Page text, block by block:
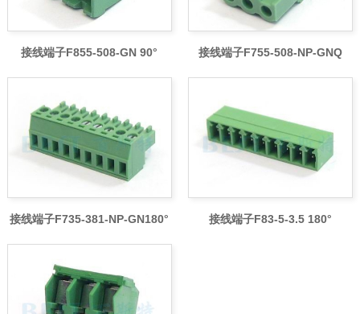
接线端子F855-508-GN 90° 接线端子F755-508-NP-GNQ
接线端子F735-381-NP-GN180° 接线端子F83-5-3.5 180°